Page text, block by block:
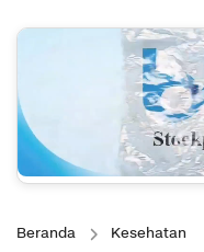
Beranda Kesehatan